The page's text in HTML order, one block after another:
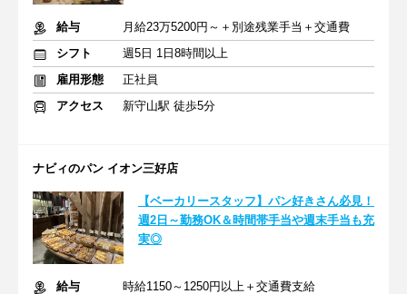
給与
月給23万5200円～＋別途残業手当＋交通費
シフト
週5日 1日8時間以上
雇用形態
正社員
アクセス
新守山駅 徒歩5分
ナビィのパン イオン三好店
【ベーカリースタッフ】パン好きさん必見！
週2日～勤務OK＆時間帯手当や週末手当も充
実◎
給与
時給1150～1250円以上＋交通費支給